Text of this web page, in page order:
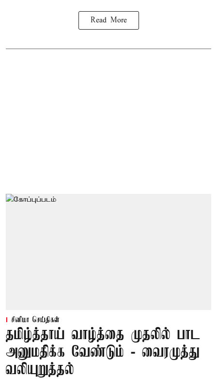
Read More
சினிமா செய்திகள்
தமிழ்த்தாய் வாழ்த்தை முதலில் பாட
அனுமதிக்க வேண்டும் - வைரமுத்து
வலியுறுத்தல்